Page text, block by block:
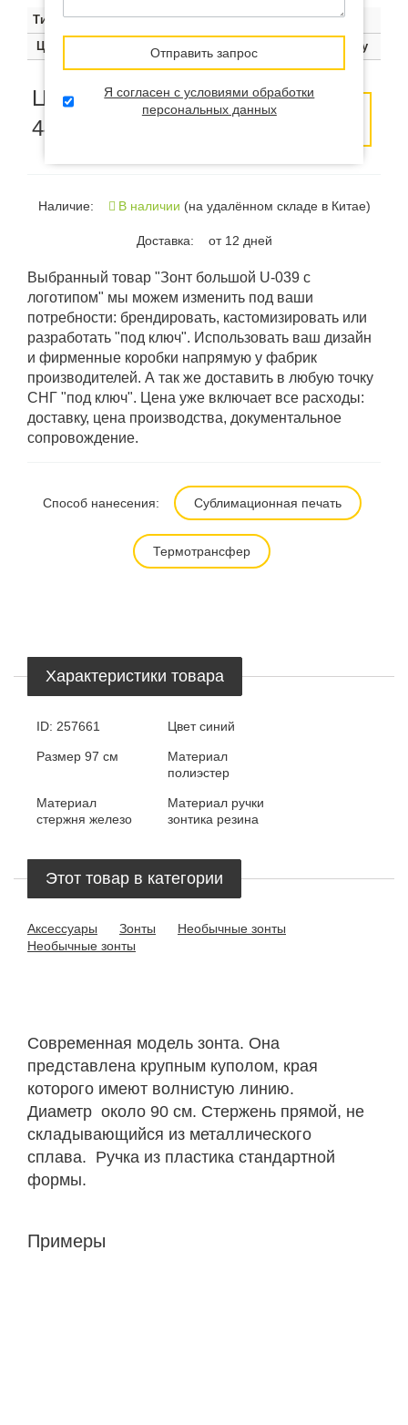
Тираж 1000 2000 5000
5000+
Цена
490 руб. Цена по запросу
Цена от
440
Оставить
Наличие: В наличии (на удалённом складе в Китае)
Доставка: от 12 дней
Выбранный товар "Зонт большой U-039 с
логотипом" мы можем изменить под ваши
потребности: брендировать, кастомизировать или
разработать "под ключ". Использовать ваш дизайн
и фирменные коробки напрямую у фабрик
производителей. А так же доставить в любую точку
СНГ "под ключ". Цена уже включает все расходы:
доставку, цена производства, документальное
сопровождение.
Способ нанесения: Сублимационная печать
Термотрансфер
Характеристики товара
ID: 257661 Цветсиний
Размер 97 см
Материал
полиэстер
Материал
стержня железо
Материал ручки
зонтика резина
Этот товар в категории
Аксессуары Зонты
Необычные зонты
Необычные зонты
Современная модель зонта. Она
представлена крупным куполом, края
которого имеют волнистую линию.
Диаметр около 90 см. Стержень прямой, не
складывающийся из металлического
сплава. Ручка из пластика стандартной
формы.
Примеры
Отправить запрос
Я согласен с условиями обработки
персональных данных